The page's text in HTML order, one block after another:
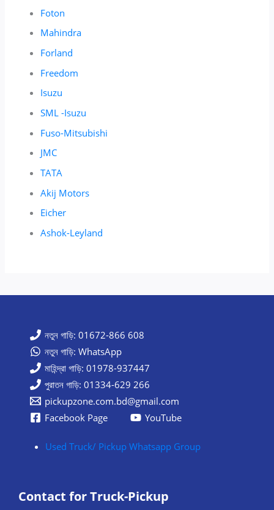
Foton
Mahindra
Forland
Freedom
Isuzu
SML -Isuzu
Fuso-Mitsubishi
JMC
TATA
Akij Motors
Eicher
Ashok-Leyland
নতুন গাড়ি: 01672-866 608
নতুন গাড়ি: WhatsApp
মাহিন্দ্রা গাড়ি: 01978-937447
পুরাতন গাড়ি: 01334-629 266
pickupzone.com.bd@gmail.com
Facebook Page
YouTube
Used Truck/ Pickup Whatsapp Group
Contact for Truck-Pickup